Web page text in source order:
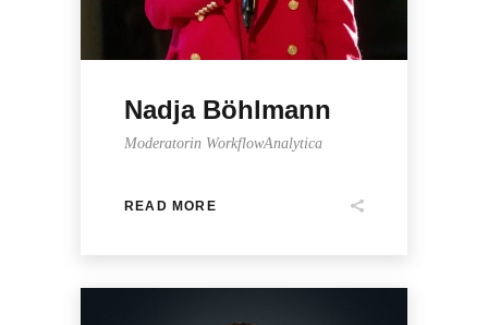
Nadja Böhlmann
Moderatorin WorkflowAnalytica
READ MORE